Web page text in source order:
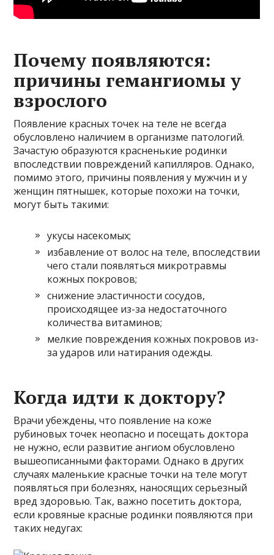
Почему появляются:
причины гемангиомы у
взрослого
Появление красных точек на теле не всегда
обусловлено наличием в организме патологий.
Зачастую образуются красненькие родинки
впоследствии повреждений капилляров. Однако,
помимо этого, причины появления у мужчин и у
женщин пятнышек, которые похожи на точки,
могут быть такими:
укусы насекомых;
избавление от волос на теле, впоследствии
чего стали появляться микротравмы
кожных покровов;
снижение эластичности сосудов,
происходящее из-за недостаточного
количества витаминов;
мелкие повреждения кожных покровов из-
за ударов или натирания одежды.
Когда идти к доктору?
Врачи убеждены, что появление на коже
рубиновых точек неопасно и посещать доктора
не нужно, если развитие ангиом обусловлено
вышеописанными факторами. Однако в других
случаях маленькие красные точки на теле могут
появляться при болезнях, наносящих серьезный
вред здоровью. Так, важно посетить доктора,
если кровяные красные родинки появляются при
таких недугах: